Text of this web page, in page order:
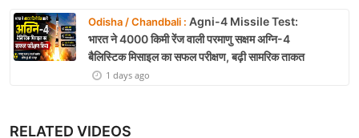
Odisha / Chandbali : Agni-4 Missile Test:
भारत ने 4000 किमी रेंज वाली परमाणु सक्षम अग्नि-4
बैलिस्टिक मिसाइल का सफल परीक्षण, बढ़ी सामरिक ताकत
1 days ago
RELATED VIDEOS